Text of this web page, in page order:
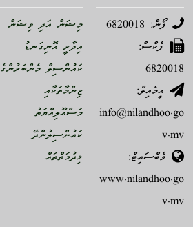
މިޝަން އަދި ވިޝަން
އިދާރީ އޮނިގަނޑު
ކައުންސިލް މެންބަރުންގެ
ޒިންމާތަކާއި
މަސްއޫލިއްޔަތު
ކައުންސިލުންދޭ
ޚިދުމަތްތައް
ފޯން: 6820018
ފެކްސް:
6820018
އީމެއިލް:
info@nilandhoo.go
v.mv
ވެބްސައިޓް:
www.nilandhoo.go
v.mv